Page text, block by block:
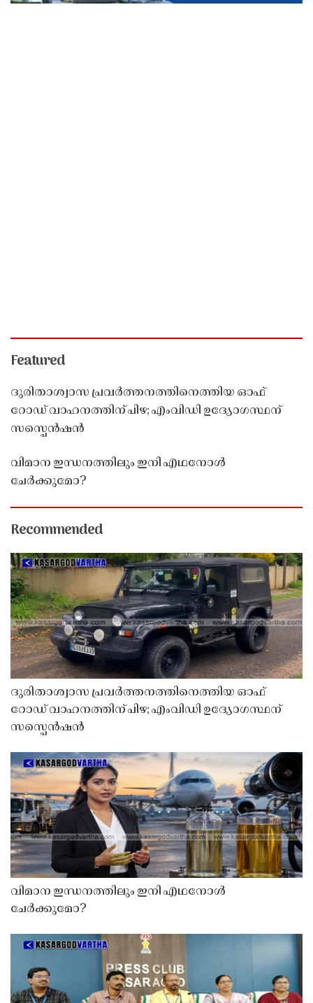
Featured
ദുരിതാശ്വാസ പ്രവർത്തനത്തിനെത്തിയ ഓഫ്
റോഡ് വാഹനത്തിന് പിഴ; എംവിഡി ഉദ്യോഗസ്ഥന്
സസ്പെൻഷൻ
വിമാന ഇന്ധനത്തിലും ഇനി എഥനോൾ
ചേർക്കുമോ?
Recommended
ദുരിതാശ്വാസ പ്രവർത്തനത്തിനെത്തിയ ഓഫ്
റോഡ് വാഹനത്തിന് പിഴ; എംവിഡി ഉദ്യോഗസ്ഥന്
സസ്പെൻഷൻ
വിമാന ഇന്ധനത്തിലും ഇനി എഥനോൾ
ചേർക്കുമോ?